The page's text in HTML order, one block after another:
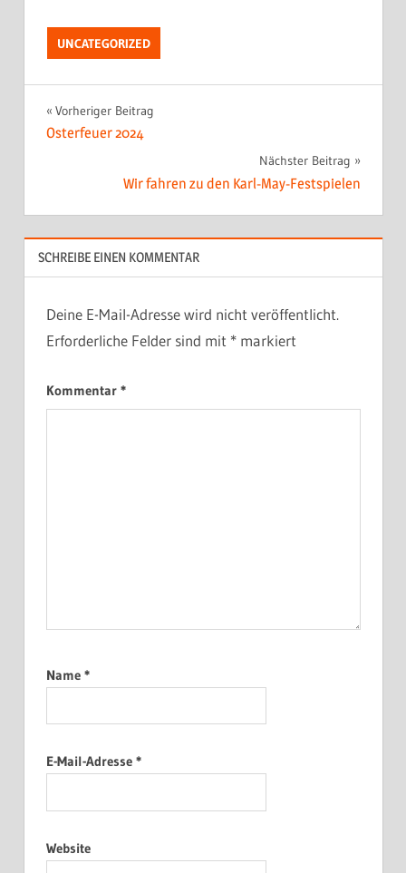
UNCATEGORIZED
Beitragsnavigation
Vorheriger Beitrag
Osterfeuer 2024
Nächster Beitrag
Wir fahren zu den Karl-May-Festspielen
SCHREIBE EINEN KOMMENTAR
Deine E-Mail-Adresse wird nicht veröffentlicht.
Erforderliche Felder sind mit *markiert
Kommentar *
Name *
E-Mail-Adresse *
Website